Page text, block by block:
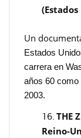
Un
Estados
carrera en
años 60 como
2003.
THE
Reino-